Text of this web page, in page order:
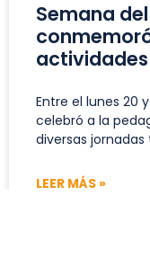
Semana
actividades
Entre el lunes 20
celebró a la
diversas
LEER MÁS »